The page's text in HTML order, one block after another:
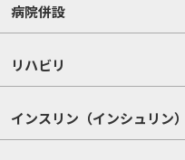
病院併設
リハビリ
インスリン（インシュリン